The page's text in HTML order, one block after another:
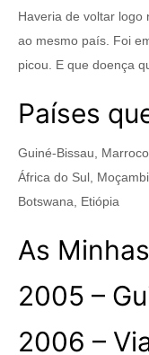
Haveria de voltar logo
ao mesmo país. Foi
picou. E que doença
Países
Guiné-Bissau,
África do Sul,
Botswana, Etiópia
As
2005 –
2006 –